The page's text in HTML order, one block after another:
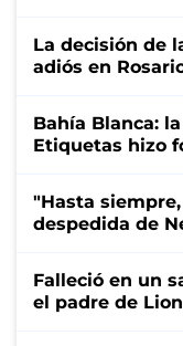
La decisión de
adiós en
Bahía Blanca:
Etiquetas hizo
"Hasta
despedida de
Falleció en un
el padre de